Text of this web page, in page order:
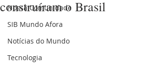
Nossa Comunidade
SIB Mundo Afora
Notícias do Mundo
Tecnologia
construíram o Brasil